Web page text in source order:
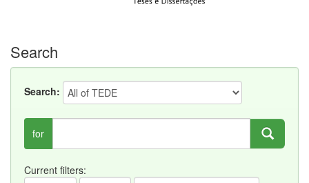
Search
Search:
for
Current filters: